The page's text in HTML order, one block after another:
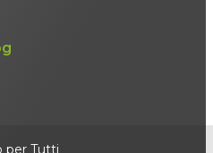
per Tutti